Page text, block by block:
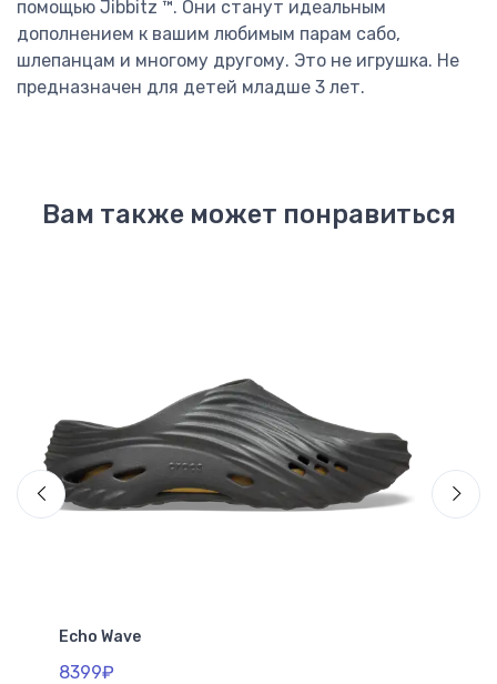
помощью Jibbitz ™. Они станут идеальным
дополнением к вашим любимым парам сабо,
шлепанцам и многому другому. Это не игрушка. Не
предназначен для детей младше 3 лет.
Вам также может понравиться
Echo Wave
8399₽